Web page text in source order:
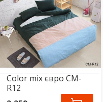
Color mix євро CM-
R12